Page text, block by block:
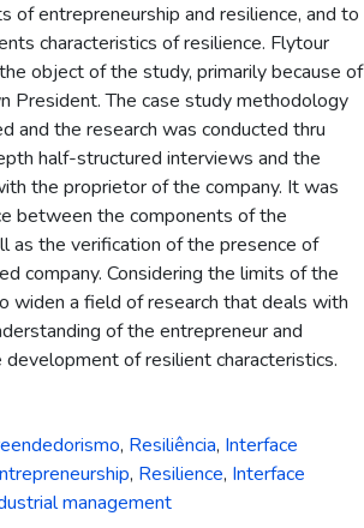
entrepreneurship and resilience, and to
characteristics of resilience. Flytour
object of the study, primarily because of
President. The case study methodology
and the research was conducted thru
half-structured interviews and the
the proprietor of the company. It was
between the components of the
as the verification of the presence of
company. Considering the limits of the
widen a field of research that deals with
of the entrepreneur and
of resilient characteristics.
, Resiliência, Interface
, Resilience, Interface
management